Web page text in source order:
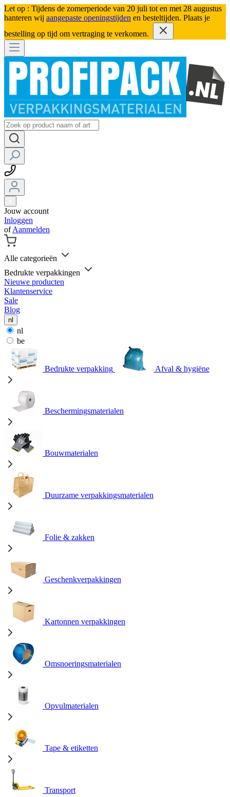
Let op : Tijdens de zomerperiode van 20 juli tot en met 28 augustus
hanteren wij aangepaste openingstijden en besteltijden. Plaats je
bestelling op tijd om vertraging te verkomen.
Jouw account
Inloggen
ofAanmelden
Alle categorieën
Bedrukte verpakkingen
Nieuwe producten
Klantenservice
Sale
Blog
nl
nl
be
Bedrukte verpakking Afval & hygiëne
Beschermingsmaterialen
Bouwmaterialen
Duurzame verpakkingsmaterialen
Folie & zakken
Geschenkverpakkingen
Kartonnen verpakkingen
Omsnoeringsmaterialen
Opvulmaterialen
Tape & etiketten
Transport